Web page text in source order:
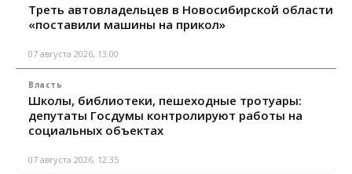
Треть автовладельцев в Новосибирской области
«поставили машины на прикол»
07 августа 2026, 13:00
Власть
Школы, библиотеки, пешеходные тротуары:
депутаты Госдумы контролируют работы на
социальных объектах
07 августа 2026, 12:35